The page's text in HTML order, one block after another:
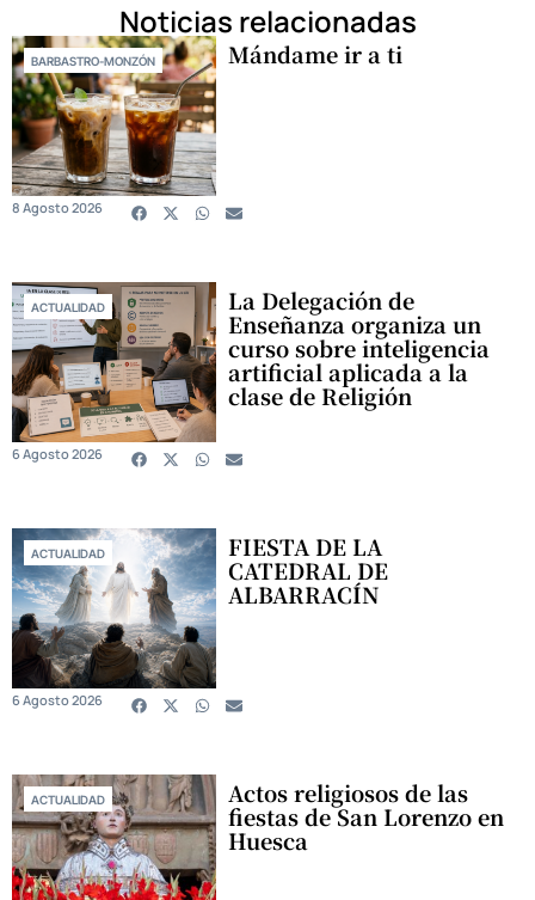
Noticias relacionadas
BARBASTRO-MONZÓN Mándame ir a ti
8 Agosto 2026
ACTUALIDAD La Delegación de
Enseñanza organiza un
curso sobre inteligencia
artificial aplicada a la
clase de Religión
6 Agosto 2026
ACTUALIDAD FIESTA DE LA
CATEDRAL DE
ALBARRACÍN
6 Agosto 2026
ACTUALIDAD Actos religiosos de las
fiestas de San Lorenzo en
Huesca